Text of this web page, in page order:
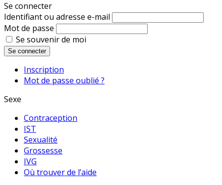
Se connecter
Identifiant ou adresse e-mail
Mot de passe
Se souvenir de moi
Se connecter
Inscription
Mot de passe oublié ?
Sexe
Contraception
IST
Sexualité
Grossesse
IVG
Où trouver de l’aide